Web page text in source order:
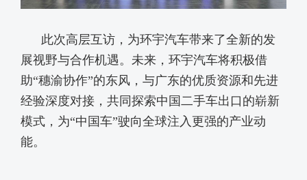
此次高层互访，为环宇汽车带来了全新的发
展视野与合作机遇。未来，环宇汽车将积极借
助“穗渝协作”的东风，与广东的优质资源和先进
经验深度对接，共同探索中国二手车出口的崭新
模式，为“中国车”驶向全球注入更强的产业动
能。